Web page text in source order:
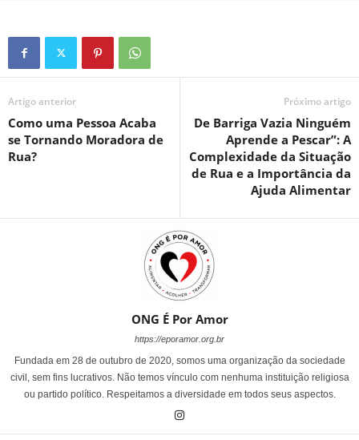
Artigo anterior
Como uma Pessoa Acaba
se Tornando Moradora de
Rua?
Próximo artigo
De Barriga Vazia Ninguém
Aprende a Pescar”: A
Complexidade da Situação
de Rua e a Importância da
Ajuda Alimentar
ONG É Por Amor
https://eporamor.org.br
Fundada em 28 de outubro de 2020, somos uma organização da sociedade
civil, sem fins lucrativos. Não temos vínculo com nenhuma instituição religiosa
ou partido político. Respeitamos a diversidade em todos seus aspectos.